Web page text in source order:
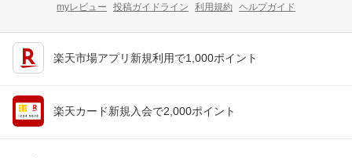
myレビュー 投稿ガイドライン 利用規約 ヘルプガイド
楽天市場アプリ新規利用で1,000ポイント
楽天カード新規入会で2,000ポイント